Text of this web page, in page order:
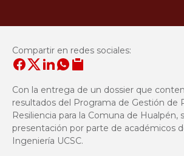
Compartir en redes sociales:
Con la entrega de un dossier que
resultados del Programa de Gestión de
Resiliencia para la Comuna de Hualpén,
presentación por parte de académicos
Ingeniería UCSC.